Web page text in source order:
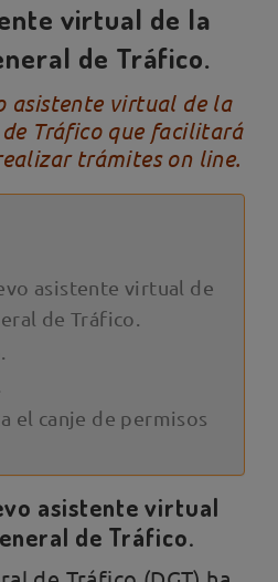
virtual de la
de Tráfico.
asistente virtual de la
Tráfico que facilitará
trámites on line.
asistente virtual de
de Tráfico.
el canje de permisos
asistente virtual
de Tráfico.